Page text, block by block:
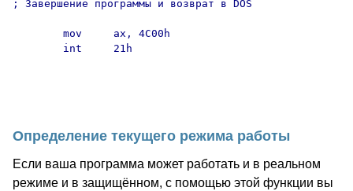
; Завершение программы и возврат в DOS
        mov     ax, 4C00h
        int     21h
Определение текущего режима работы
Если ваша программа может работать и в реальном
режиме и в защищённом, с помощью этой функции вы